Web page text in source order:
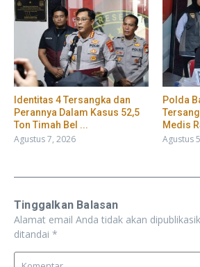
Identitas 4 Tersangka dan
Perannya Dalam Kasus 52,5
Ton Timah Bel ...
Agustus 7, 2026
Polda
Medis
Agustus
Tinggalkan Balasan
Alamat email Anda tidak akan
ditandai *